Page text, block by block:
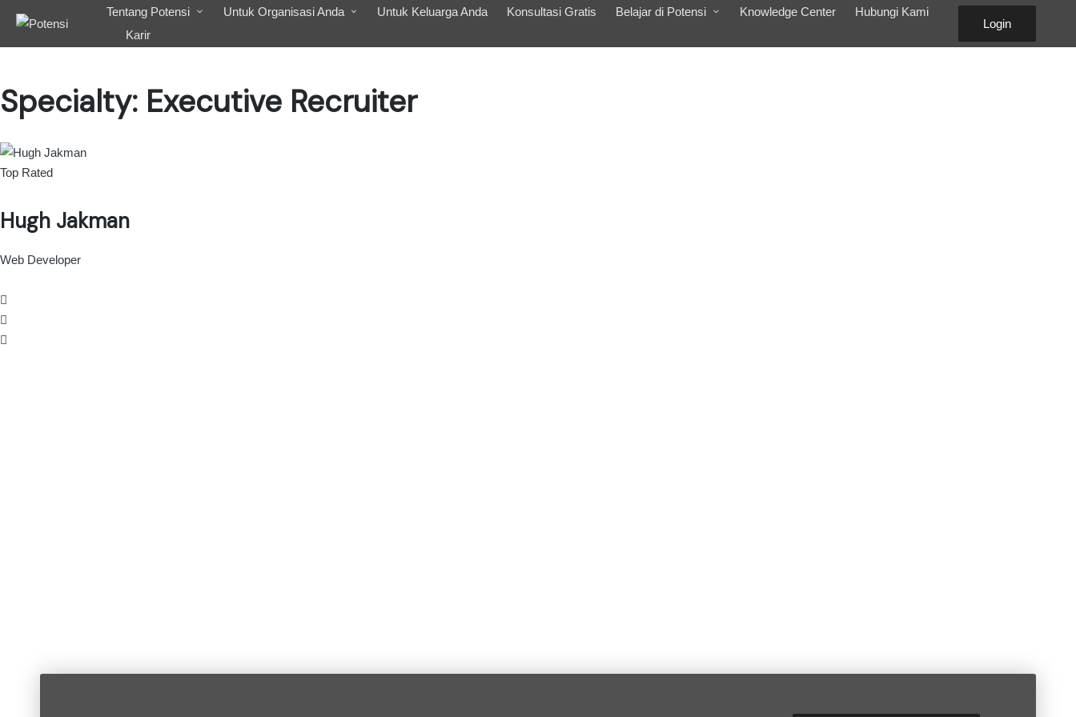
Tentang Potensi Untuk Organisasi Anda Untuk Keluarga Anda Konsultasi Gratis Belajar di Potensi Knowledge Center
Hubungi Kami
Karir
Login
Specialty: Executive Recruiter
Top Rated
Hugh Jakman
Web Developer